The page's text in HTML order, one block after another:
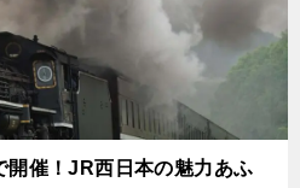
開催！JR西日本の魅力あふ